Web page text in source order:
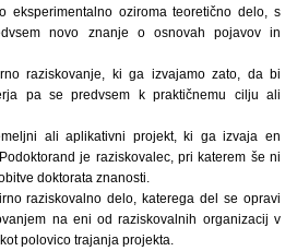
eksperimentalno oziroma teoretično delo, s
novo znanje o osnovah pojavov in
raziskovanje, ki ga izvajamo zato, da bi
pa se predvsem k praktičnemu cilju ali
ali aplikativni projekt, ki ga izvaja en
je raziskovalec, pri katerem še ni
doktorata znanosti.
raziskovalno delo, katerega del se opravi
na eni od raziskovalnih organizacij v
polovico trajanja projekta.